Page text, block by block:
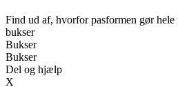
Find ud af, hvorfor pasformen gør
bukser
Bukser
Bukser
Del og hjælp
X